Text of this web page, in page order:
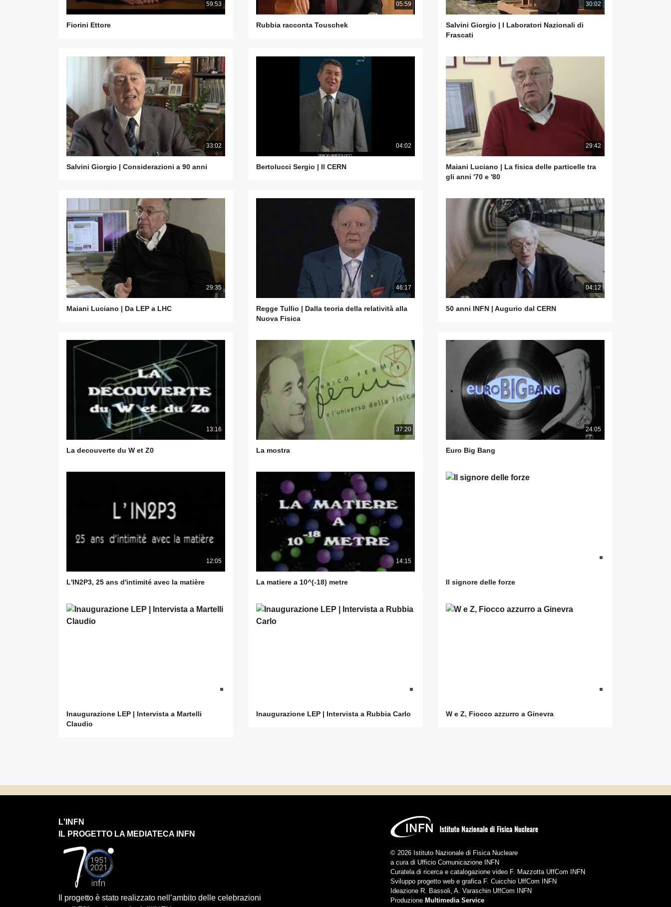
59:53
Fiorini Ettore
05:59
Rubbia racconta Touschek
30:02
Salvini Giorgio | I Laboratori Nazionali di
Frascati
33:02
Salvini Giorgio | Considerazioni a 90 anni
04:02
Bertolucci Sergio | Il CERN
29:42
Maiani Luciano | La fisica delle particelle tra
gli anni '70 e '80
29:35
Maiani Luciano | Da LEP a LHC
46:17
Regge Tullio | Dalla teoria della relatività alla
Nuova Fisica
04:12
50 anni INFN | Augurio dal CERN
13:16
La decouverte du W et Z0
37:20
La mostra
24:05
Euro Big Bang
12:05
L'IN2P3, 25 ans d'intimité avec la matière
14:15
La matiere a 10^(-18) metre Il signore delle forze
Inaugurazione LEP | Intervista a Martelli
Claudio
Inaugurazione LEP | Intervista a Rubbia Carlo W e Z, Fiocco azzurro a Ginevra
L'INFN
IL PROGETTO LA MEDIATECA INFN
Il progetto è stato realizzato nell’ambito delle celebrazioni
© 2026 Istituto Nazionale di Fisica Nucleare
a cura di Ufficio Comunicazione INFN
Curatela di ricerca e catalogazione video F. Mazzotta UffCom INFN
Sviluppo progetto web e grafica F. Cuicchio UffCom INFN
Ideazione R. Bassoli, A. Varaschin UffCom INFN
Produzione Multimedia Service